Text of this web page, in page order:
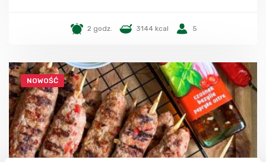
2 godz. 3144 kcal 5
NOWOŚĆ